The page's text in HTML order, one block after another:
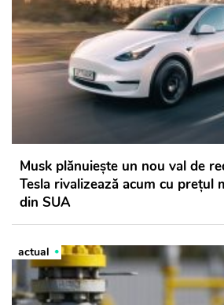
Musk plănuieşte un nou val de
Tesla rivalizează acum cu preţul
din SUA
actual